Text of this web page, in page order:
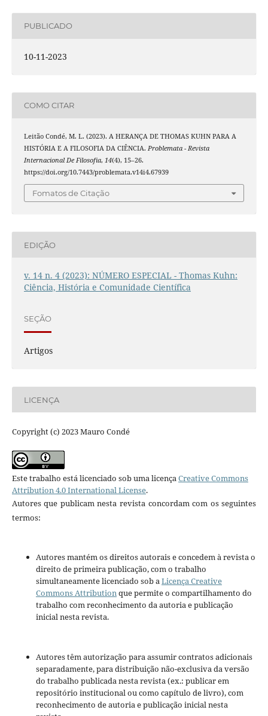
PUBLICADO
10-11-2023
COMO CITAR
Leitão Condé, M. L. (2023). A HERANÇA DE THOMAS KUHN PARA A
HISTÓRIA E A FILOSOFIA DA CIÊNCIA. Problemata - Revista
Internacional De Filosofia, 14(4), 15–26.
https://doi.org/10.7443/problemata.v14i4.67939
Fomatos de Citação
EDIÇÃO
v. 14 n. 4 (2023): NÚMERO ESPECIAL - Thomas Kuhn:
Ciência, História e Comunidade Científica
SEÇÃO
Artigos
LICENÇA
Copyright (c) 2023 Mauro Condé
Este trabalho está licenciado sob uma licençaCreative Commons
Attribution 4.0 International License.
Autores que publicam nesta revista concordam com os seguintes
termos:
Autores mantém os direitos autorais e concedem à revista o
direito de primeira publicação, com o trabalho
simultaneamente licenciado sob aLicença Creative
Commons Attributionque permite o compartilhamento do
trabalho com reconhecimento da autoria e publicação
inicial nesta revista.
Autores têm autorização para assumir contratos adicionais
separadamente, para distribuição não-exclusiva da versão
do trabalho publicada nesta revista (ex.: publicar em
repositório institucional ou como capítulo de livro), com
reconhecimento de autoria e publicação inicial nesta